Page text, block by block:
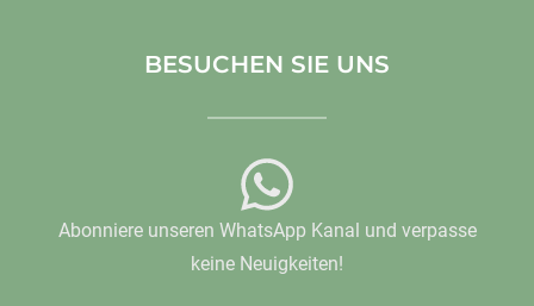
BESUCHEN SIE UNS
Abonniere unseren WhatsApp Kanal und verpasse
keine Neuigkeiten!